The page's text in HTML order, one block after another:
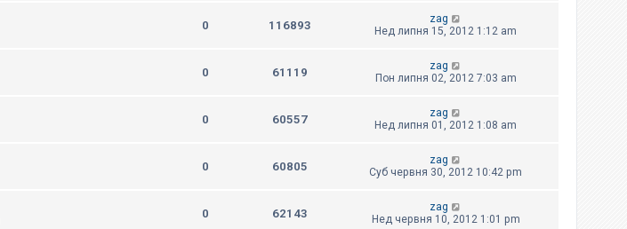
0 116893
zag
Нед липня 15, 2012 1:12 am
0 61119
zag
Пон липня 02, 2012 7:03 am
0 60557
zag
Нед липня 01, 2012 1:08 am
0 60805
zag
Суб червня 30, 2012 10:42 pm
0 62143
zag
Нед червня 10, 2012 1:01 pm